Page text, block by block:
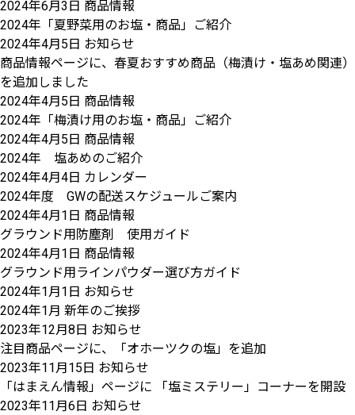
2024年6月3日 商品情報
2024年「夏野菜用のお塩・商品」ご紹介
2024年4月5日 お知らせ
商品情報ページに、春夏おすすめ商品（梅漬け・塩あめ関連）
を追加しました
2024年4月5日 商品情報
2024年「梅漬け用のお塩・商品」ご紹介
2024年4月5日 商品情報
2024年 塩あめのご紹介
2024年4月4日 カレンダー
2024年度 GWの配送スケジュールご案内
2024年4月1日 商品情報
グラウンド用防塵剤 使用ガイド
2024年4月1日 商品情報
グラウンド用ラインパウダー選び方ガイド
2024年1月1日 お知らせ
2024年1月 新年のご挨拶
2023年12月8日 お知らせ
注目商品ページに、「オホーツクの塩」を追加
2023年11月15日 お知らせ
「はまえん情報」ページに 「塩ミステリー」コーナーを開設
2023年11月6日 お知らせ